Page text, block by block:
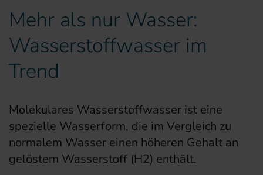
Mehr als nur Wasser:
Wasserstoffwasser im
Trend
Molekulares Wasserstoffwasser ist eine
spezielle Wasserform, die im Vergleich zu
normalem Wasser einen höheren Gehalt an
gelöstem Wasserstoff (H2) enthält.